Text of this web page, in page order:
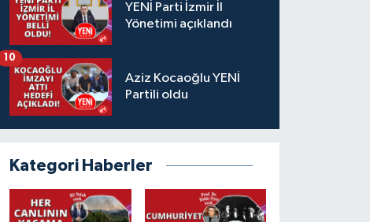
YENİ Parti İzmir İl
Yönetimi açıklandı
Aziz Kocaoğlu YENİ
Partili oldu
10
Kategori Haberler